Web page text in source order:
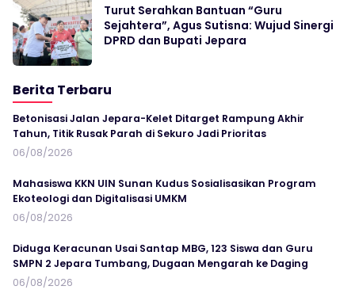
Turut Serahkan Bantuan “Guru
Sejahtera”, Agus Sutisna: Wujud Sinergi
DPRD dan Bupati Jepara
Berita Terbaru
Betonisasi Jalan Jepara-Kelet Ditarget Rampung Akhir
Tahun, Titik Rusak Parah di Sekuro Jadi Prioritas
06/08/2026
Mahasiswa KKN UIN Sunan Kudus Sosialisasikan Program
Ekoteologi dan Digitalisasi UMKM
06/08/2026
Diduga Keracunan Usai Santap MBG, 123 Siswa dan Guru
SMPN 2 Jepara Tumbang, Dugaan Mengarah ke Daging
06/08/2026